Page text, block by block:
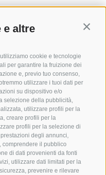
e altre
cookie e tecnologie
per garantire la fruizione dei
e, previo tuo consenso,
utilizzare i tuoi dati per
su dispositivo e/o
selezione della pubblicità,
utilizzare profili per la
creare profili per la
profili per la selezione di
degli annunci,
comprendere il pubblico
di dati provenienti da fonti
utilizzare dati limitati per la
prevenire e rilevare